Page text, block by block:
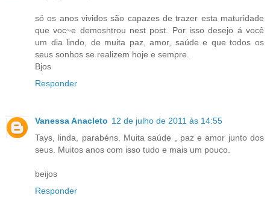
só os anos vividos são capazes de trazer esta maturidade
que voc~e demosntrou nest post. Por isso desejo á você
um dia lindo, de muita paz, amor, saúde e que todos os
seus sonhos se realizem hoje e sempre.
Bjos
Responder
Vanessa Anacleto 12 de julho de 2011 às 14:55
Tays, linda, parabéns. Muita saúde , paz e amor junto dos
seus. Muitos anos com isso tudo e mais um pouco.
beijos
Responder